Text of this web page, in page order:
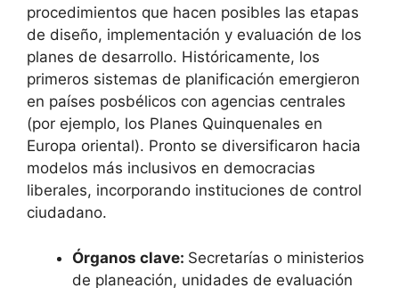
procedimientos que hacen posibles las etapas
de diseño, implementación y evaluación de los
planes de desarrollo. Históricamente, los
primeros sistemas de planificación emergieron
en países posbélicos con agencias centrales
(por ejemplo, los Planes Quinquenales en
Europa oriental). Pronto se diversificaron hacia
modelos más inclusivos en democracias
liberales, incorporando instituciones de control
ciudadano.
Órganos clave: Secretarías o ministerios
de planeación, unidades de evaluación